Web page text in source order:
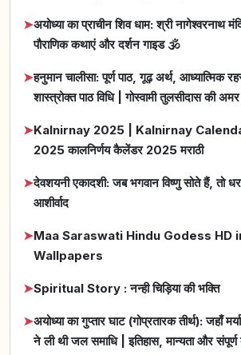
➤अयोध्या का प्राचीन शिव धाम: श्री नागेश्वरनाथ
पौराणिक कथाएं और दर्शन गाइड 🕉️
➤हनुमान चालीसा: पूर्ण पाठ, गूढ़ अर्थ, आध्यात्मिक
शास्त्रोक्त पाठ विधि | गोस्वामी तुलसीदास की
➤Kalnirnay 2025 | Kalnirnay
2025 कालनिर्णय कैलेंडर 2025 मराठी
➤देवशयनी एकादशी: जब भगवान विष्णु सोते हैं, तो
आशीर्वाद
➤Maa Saraswati Hindu Godess HD
Wallpapers
➤Spiritual Story : नन्ही चिड़िया की भक्ति
➤अयोध्या का गुप्तार घाट (गोप्रतारक तीर्थ): जहाँ
ने ली थी जल समाधि | इतिहास, मान्यता और संपूर्ण